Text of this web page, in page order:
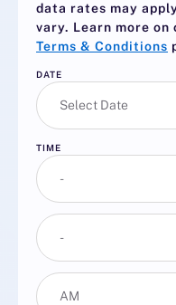
data rates may
vary. Learn more on
Terms & Conditions
DATE
TIME